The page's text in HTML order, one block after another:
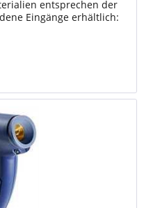
entsprechen der
Eingänge erhältlich: